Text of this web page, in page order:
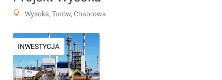
Wysoka, Turów, Chabrowa
INWESTYCJA